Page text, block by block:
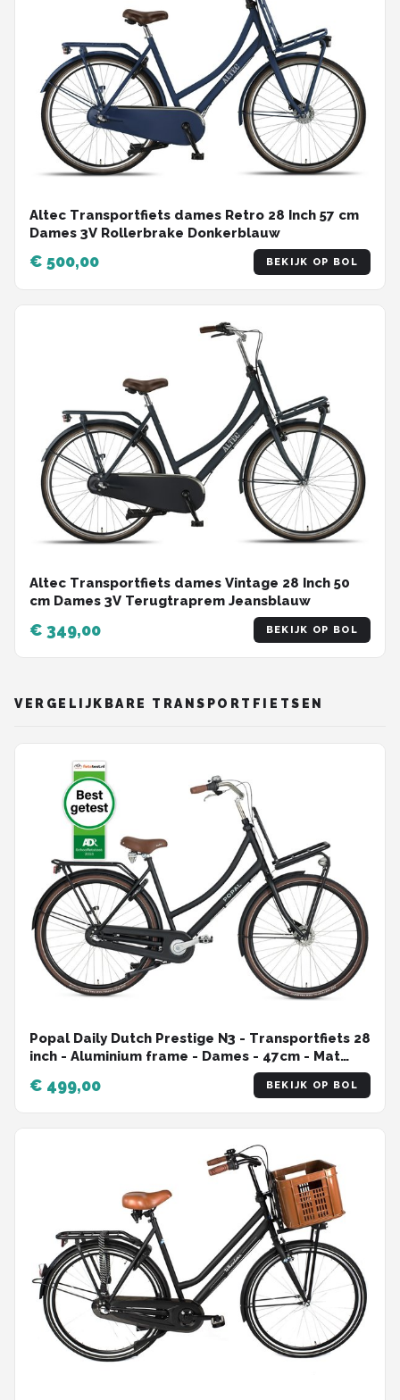
Altec Transportfiets dames Retro 28 Inch 57 cm
Dames 3V Rollerbrake Donkerblauw
€ 500,00 BEKIJK OP BOL
Altec Transportfiets dames Vintage 28 Inch 50
cm Dames 3V Terugtraprem Jeansblauw
€ 349,00 BEKIJK OP BOL
VERGELIJKBARE TRANSPORTFIETSEN
Popal Daily Dutch Prestige N3 - Transportfiets 28
inch - Aluminium frame - Dames - 47cm - Mat
€ 499,00 BEKIJK OP BOL